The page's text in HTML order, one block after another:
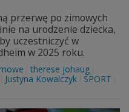
przerwę po zimowych
na urodzenie dziecka,
uczestniczyć w
w 2025 roku.
therese johaug
Justyna Kowalczyk
SPORT